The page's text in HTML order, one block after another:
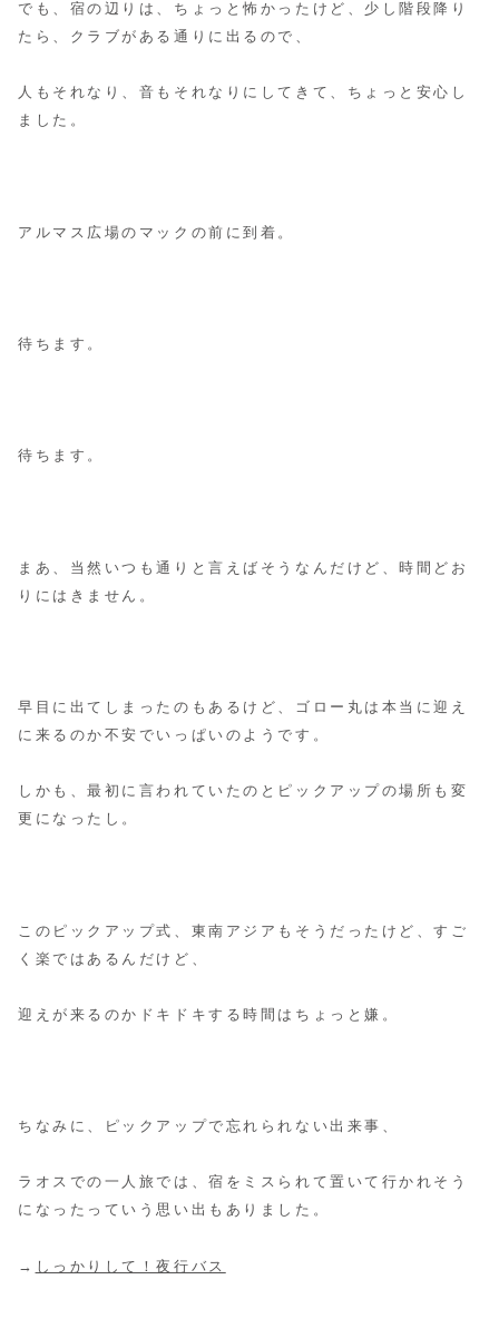
でも、宿の辺りは、ちょっと怖かったけど、少し階段降り
たら、クラブがある通りに出るので、
人もそれなり、音もそれなりにしてきて、ちょっと安心し
ました。
アルマス広場のマックの前に到着。
待ちます。
待ちます。
まあ、当然いつも通りと言えばそうなんだけど、時間どお
りにはきません。
早目に出てしまったのもあるけど、ゴロー丸は本当に迎え
に来るのか不安でいっぱいのようです。
しかも、最初に言われていたのとピックアップの場所も変
更になったし。
このピックアップ式、東南アジアもそうだったけど、すご
く楽ではあるんだけど、
迎えが来るのかドキドキする時間はちょっと嫌。
ちなみに、ピックアップで忘れられない出来事、
ラオスでの一人旅では、宿をミスられて置いて行かれそう
になったっていう思い出もありました。
→ しっかりして！夜行バス